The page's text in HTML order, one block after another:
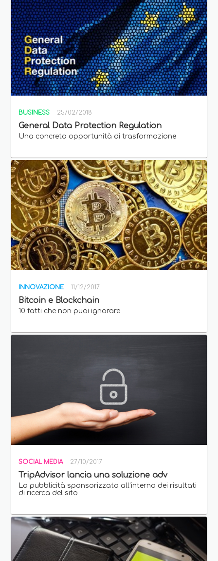
BUSINESS 25/02/2018
General Data Protection Regulation
Una concreta opportunità di trasformazione
INNOVAZIONE 11/12/2017
Bitcoin e Blockchain
10 fatti che non puoi ignorare
SOCIAL MEDIA 27/10/2017
TripAdvisor lancia una soluzione adv
La pubblicità sponsorizzata all’interno dei risultati
di ricerca del sito